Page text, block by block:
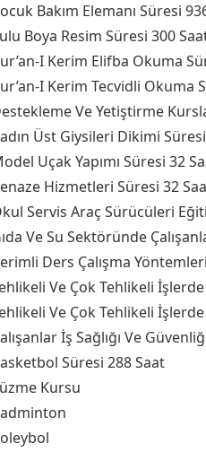
Bakım Elemanı Süresi
Boya Resim Süresi 300
I Kerim Elifba Okuma
I Kerim Tecvidli Okuma
Ve Yetiştirme
Üst Giysileri Dikimi
Uçak Yapımı Süresi 32
Hizmetleri Süresi 32
Servis Araç Sürücüleri
Ve Su Sektöründe
Ders Çalışma
Ve Çok Tehlikeli
Ve Çok Tehlikeli
İş Sağlığı Ve
Süresi 288 Saat
Kursu